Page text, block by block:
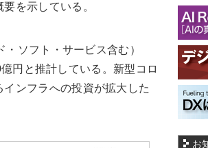
を示している。
ソフト・サービス含む）
円と推計している。新型コロ
ンフラへの投資が拡大した
お